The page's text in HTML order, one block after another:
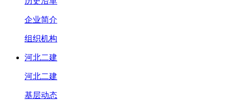
企业简介
组织机构
河北二建
河北二建
基层动态